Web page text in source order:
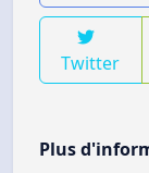
Twitter
Plus